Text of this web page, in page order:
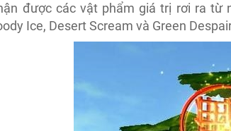
được các vật phẩm giá trị rơi ra từ
Ice, Desert Scream và Green